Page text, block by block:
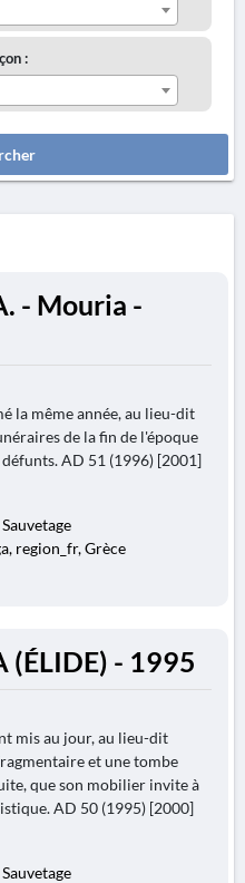
:
- Mouria -
la même année, au lieu-dit
de la fin de l'époque
AD 51 (1996) [2001]
region_fr, Grèce
(ÉLIDE) - 1995
mis au jour, au lieu-dit
et une tombe
que son mobilier invite à
AD 50 (1995) [2000]